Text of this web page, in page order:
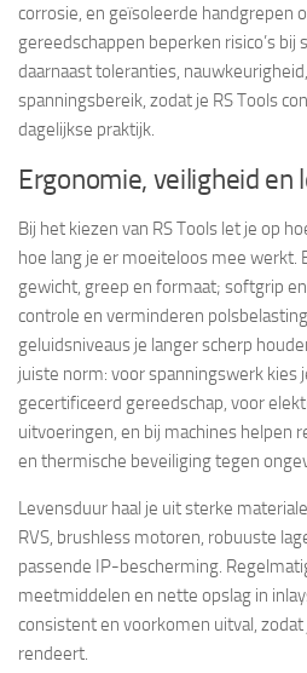
corrosie, en geïsoleerde handgrepen
gereedschappen beperken risico’s bij
daarnaast toleranties,
spanningsbereik, zodat je RS Tools
dagelijkse praktijk.
Ergonomie, veiligheid en
Bij het kiezen van RS Tools let je op
hoe lang je er moeiteloos mee werkt.
gewicht, greep en formaat; softgrip
controle en verminderen
geluidsniveaus je langer scherp
juiste norm: voor spanningswerk kies
gecertificeerd gereedschap, voor
uitvoeringen, en bij machines helpen
en thermische beveiliging tegen
Levensduur haal je uit sterke
RVS, brushless motoren, robuuste
passende IP-bescherming.
meetmiddelen en nette opslag in
consistent en voorkomen uitval,
rendeert.